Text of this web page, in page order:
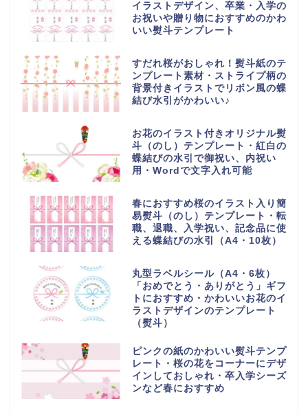
イラストデザイン、卒業・入学の
お祝いや贈り物におすすめのかわ
いい熨斗テンプレート
すだれ桜がおしゃれ！熨斗紙のテ
ンプレート素材・ストライプ柄の
背景付きイラストでリボン風の蝶
結び水引がかわいい♪
お花のイラスト付きオリジナル熨
斗（のし）テンプレート・紅白の
蝶結びの水引で御祝い、内祝い
用・Wordで文字入れ可能
春におすすめ桜のイラスト入り簡
易熨斗（のし）テンプレート・転
職、退職、入学祝い、記念品に使
える蝶結びの水引（A4・10枚）
丸型ラベルシール（A4・6枚）
「おめでとう・ありがとう」ギフ
トにおすすめ・かわいいお花のイ
ラストデザインのテンプレート
（熨斗）
ピンクの紙のかわいい熨斗テンプ
レート・桜の花をコーナーにデザ
インしておしゃれ・卒入学シーズ
ンなど春におすすめ